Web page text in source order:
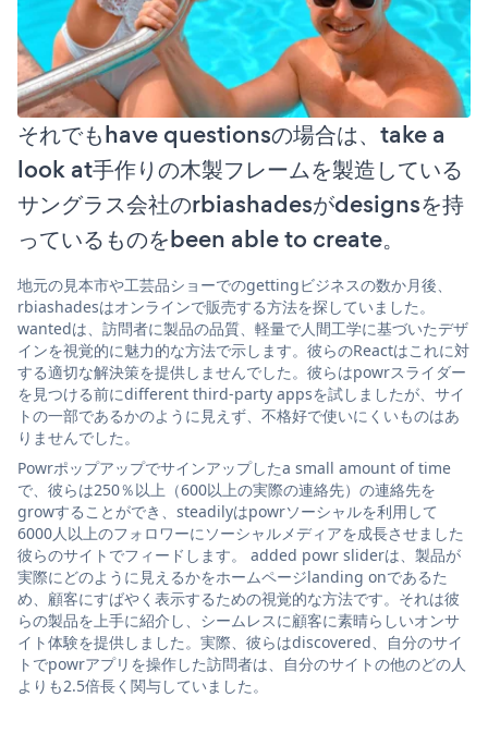
それでもhave questionsの場合は、take a
look at手作りの木製フレームを製造している
サングラス会社のrbiashadesがdesignsを持
っているものをbeen able to create。
地元の見本市や工芸品ショーでのgettingビジネスの数か月後、
rbiashadesはオンラインで販売する方法を探していました。
wantedは、訪問者に製品の品質、軽量で人間工学に基づいたデザ
インを視覚的に魅力的な方法で示します。彼らのReactはこれに対
する適切な解決策を提供しませんでした。彼らはpowrスライダー
を見つける前にdifferent third-party appsを試しましたが、サイ
トの一部であるかのように見えず、不格好で使いにくいものはあ
りませんでした。
Powrポップアップでサインアップしたa small amount of time
で、彼らは250％以上（600以上の実際の連絡先）の連絡先を
growすることができ、steadilyはpowrソーシャルを利用して
6000人以上のフォロワーにソーシャルメディアを成長させました
彼らのサイトでフィードします。 added powr sliderは、製品が
実際にどのように見えるかをホームページlanding onであるた
め、顧客にすばやく表示するための視覚的な方法です。それは彼
らの製品を上手に紹介し、シームレスに顧客に素晴らしいオンサ
イト体験を提供しました。実際、彼らはdiscovered、自分のサイ
トでpowrアプリを操作した訪問者は、自分のサイトの他のどの人
よりも2.5倍長く関与していました。